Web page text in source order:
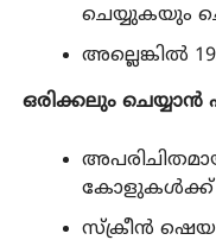
ചെയ്യുകയും
അല്ലെങ്കിൽ
ഒരിക്കലും ചെയ്യാൻ
കോളുകൾക്ക്
സ്ക്രീൻ